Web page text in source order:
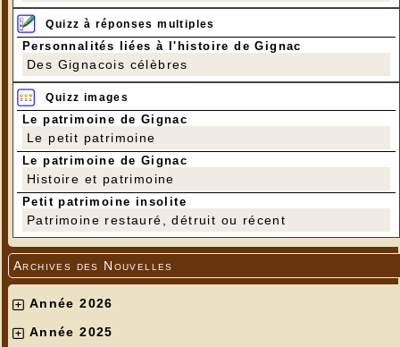
Quizz à réponses multiples
Personnalités liées à l'histoire de Gignac
Des Gignacois célèbres
Quizz images
Le patrimoine de Gignac
Le petit patrimoine
Le patrimoine de Gignac
Histoire et patrimoine
Petit patrimoine insolite
Patrimoine restauré, détruit ou récent
Archives des Nouvelles
Année 2026
Année 2025